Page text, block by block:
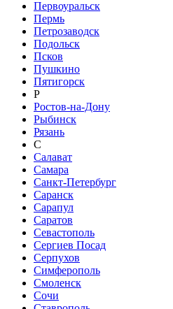
Первоуральск
Пермь
Петрозаводск
Подольск
Псков
Пушкино
Пятигорск
Р
Ростов-на-Дону
Рыбинск
Рязань
С
Салават
Самара
Санкт-Петербург
Саранск
Сарапул
Саратов
Севастополь
Сергиев Посад
Серпухов
Симферополь
Смоленск
Сочи